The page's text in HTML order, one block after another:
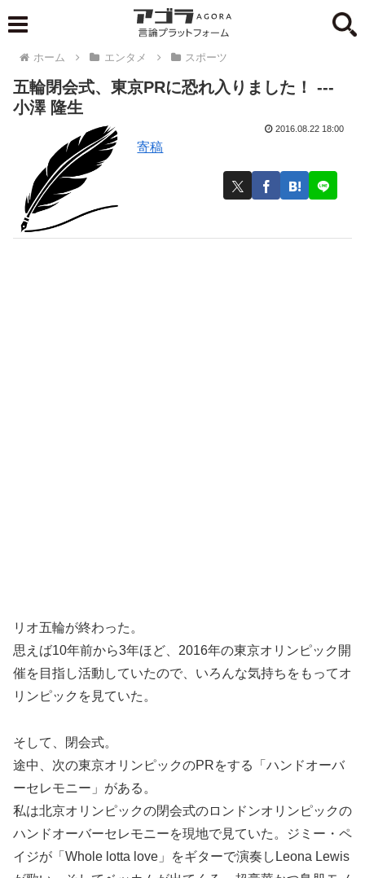
ホーム エンタメ スポーツ
五輪閉会式、東京PRに恐れ入りました！ ---
小澤 隆生
寄稿
2016.08.22 18:00
リオ五輪が終わった。
思えば10年前から3年ほど、2016年の東京オリンピック開
催を目指し活動していたので、いろんな気持ちをもってオ
リンピックを見ていた。
そして、閉会式。
途中、次の東京オリンピックのPRをする「ハンドオーバ
ーセレモニー」がある。
私は北京オリンピックの閉会式のロンドンオリンピックの
ハンドオーバーセレモニーを現地で見ていた。ジミー・ペ
イジが「Whole lotta love」をギターで演奏しLeona Lewis